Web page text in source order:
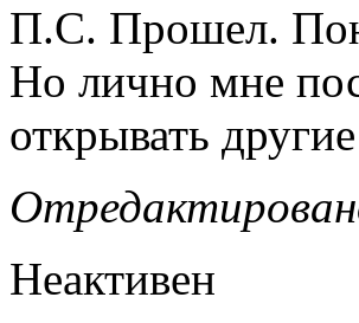
П.С. Прошел.
Но лично мне
открывать
Неактивен